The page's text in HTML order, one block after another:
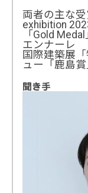
両者の主な
exhibition
「Gold
エンナーレ
国際建築展
ュー「鹿島
聞き手